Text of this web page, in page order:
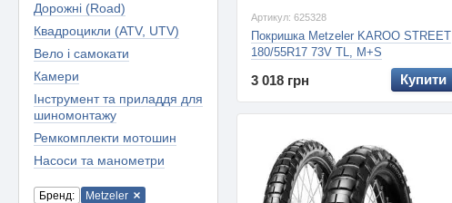
Артикул: 625328
Покришка Metzeler KAROO STREET
180/55R17 73V TL, M+S
3 018 грн Купити
Дорожні (Road)
Квадроцикли (ATV, UTV)
Вело і самокати
Камери
Інструмент та приладдя для
шиномонтажу
Ремкомплекти мотошин
Насоси та манометри
Бренд:
Metzeler